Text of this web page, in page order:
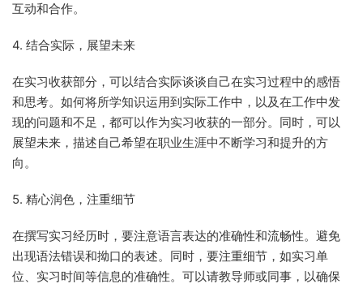
互动和合作。
4. 结合实际，展望未来
在实习收获部分，可以结合实际谈谈自己在实习过程中的感悟
和思考。如何将所学知识运用到实际工作中，以及在工作中发
现的问题和不足，都可以作为实习收获的一部分。同时，可以
展望未来，描述自己希望在职业生涯中不断学习和提升的方
向。
5. 精心润色，注重细节
在撰写实习经历时，要注意语言表达的准确性和流畅性。避免
出现语法错误和拗口的表述。同时，要注重细节，如实习单
位、实习时间等信息的准确性。可以请教导师或同事，以确保